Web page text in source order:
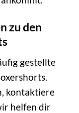
zu den
gestellte
kontaktiere
helfen dir